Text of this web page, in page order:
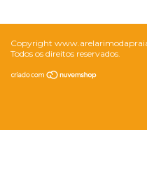
Copyright
Todos os direitos reservados.